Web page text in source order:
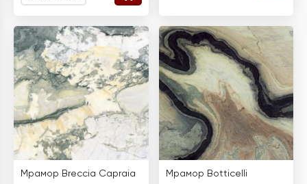
Мрамор Breccia Capraia Мрамор Botticelli